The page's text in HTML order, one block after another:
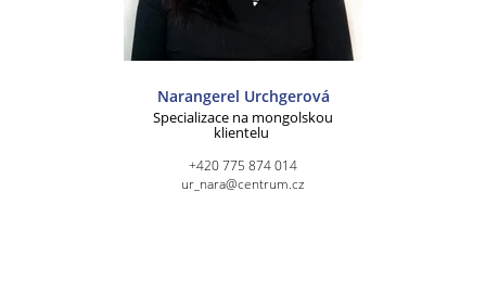
Narangerel Urchgerová
Specializace na mongolskou
klientelu
+420 775 874 014
ur_nara@centrum.cz